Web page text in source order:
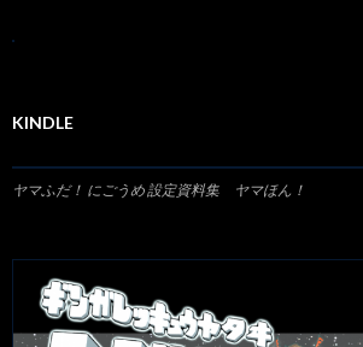
KINDLE
ヤマふだ！ にごうめ 設定資料集 ヤマほん！